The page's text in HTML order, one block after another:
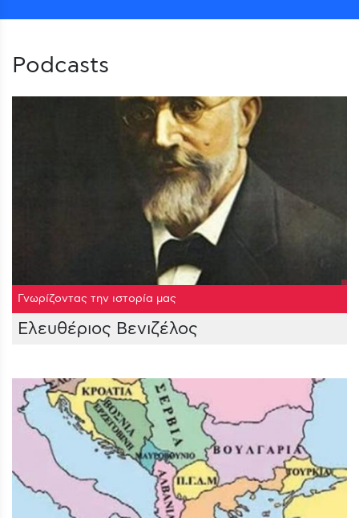
Podcasts
Γνωρίζοντας την ιστορία μας
Ελευθέριος Βενιζέλος